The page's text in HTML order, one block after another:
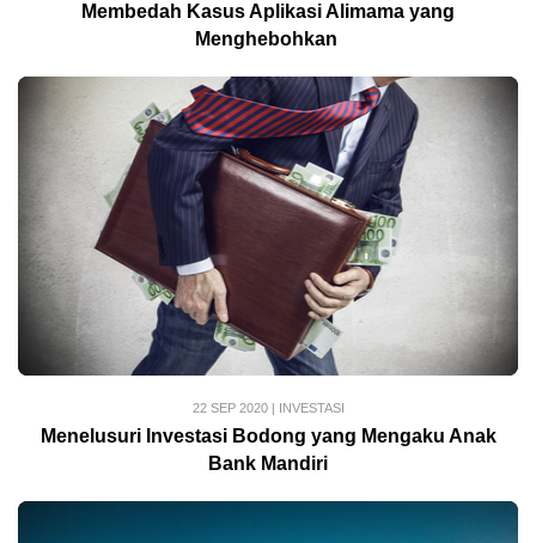
Membedah Kasus Aplikasi Alimama yang
Menghebohkan
22 SEP 2020| INVESTASI
Menelusuri Investasi Bodong yang Mengaku Anak
Bank Mandiri